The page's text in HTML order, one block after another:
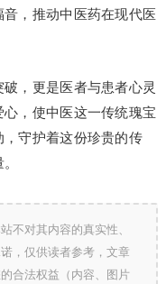
，推动中医药在现代医
，更是医者与患者心灵
，使中医这一传统瑰宝
守护着这份珍贵的传
不对其内容的真实性、
，仅供读者参考，文章
合法权益（内容、图片